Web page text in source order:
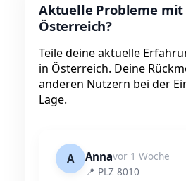
Aktuelle Probleme
Österreich?
Teile deine aktuelle
in Österreich. Deine
anderen Nutzern bei der
Lage.
A Annavor 1 Woche
📍 PLZ 8010